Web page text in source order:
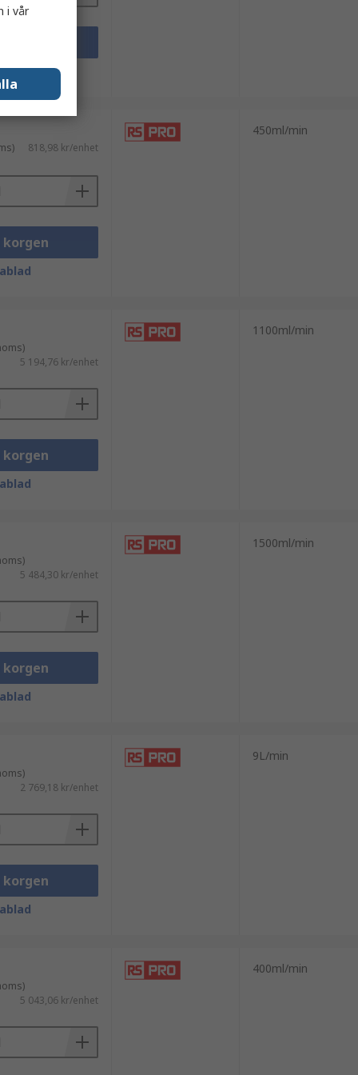
818,98 kr/enhet
korgen
450ml/min
5 194,76 kr/enhet
korgen
1100ml/min
5 484,30 kr/enhet
korgen
1500ml/min
2 769,18 kr/enhet
korgen
9L/min
5 043,06 kr/enhet
400ml/min
i vår